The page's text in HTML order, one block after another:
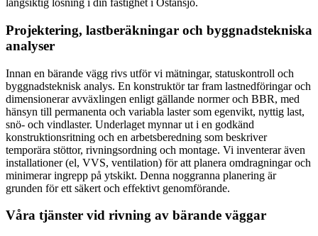
långsiktig lösning i din fastighet i Östansjö.
Projektering, lastberäkningar och byggnadstekniska
analyser
Innan en bärande vägg rivs utför vi mätningar, statuskontroll och
byggnadsteknisk analys. En konstruktör tar fram lastnedföringar och
dimensionerar avväxlingen enligt gällande normer och BBR, med
hänsyn till permanenta och variabla laster som egenvikt, nyttig last,
snö- och vindlaster. Underlaget mynnar ut i en godkänd
konstruktionsritning och en arbetsberedning som beskriver
temporära stöttor, rivningsordning och montage. Vi inventerar även
installationer (el, VVS, ventilation) för att planera omdragningar och
minimerar ingrepp på ytskikt. Denna noggranna planering är
grunden för ett säkert och effektivt genomförande.
Våra tjänster vid rivning av bärande väggar